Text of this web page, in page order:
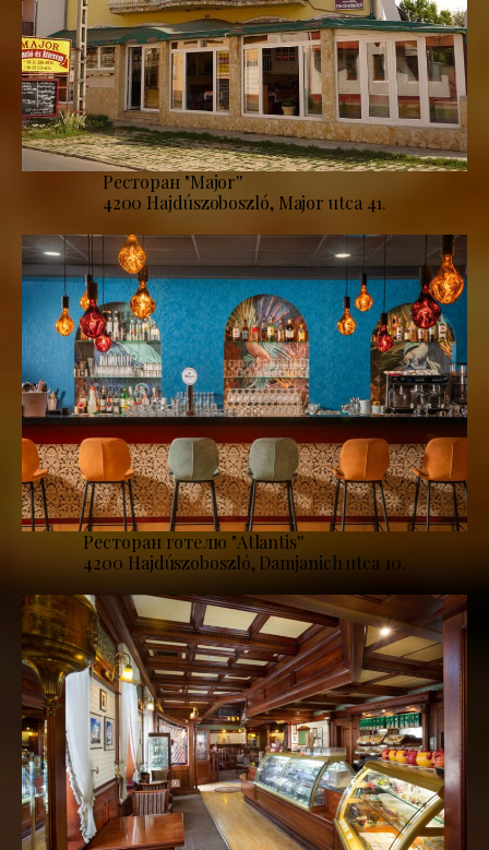
Ресторан "Major''
4200 Hajdúszoboszló, Major utca 41.
Ресторан готелю "Atlantis''
4200 Hajdúszoboszló, Damjanich utca 10.